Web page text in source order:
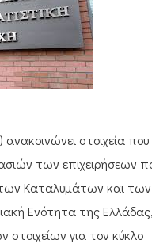
στοιχεία που
των επιχειρήσεων
των Καταλυμάτων και των
Ενότητα της
για τον κύκλο